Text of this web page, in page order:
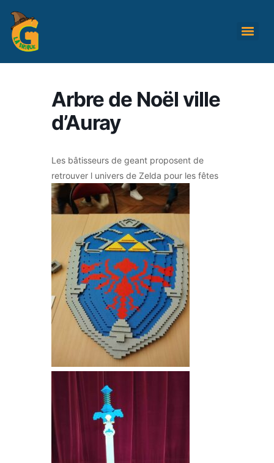
Arbre de Noël ville
d’Auray
Les bâtisseurs de geant proposent de
retrouver l univers de Zelda pour les fêtes